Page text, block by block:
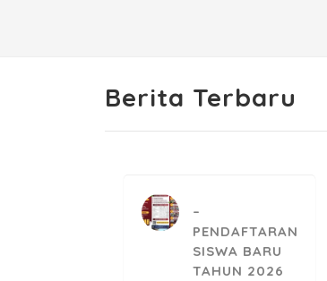
Berita Terbaru
PENDAFTARAN
SISWA BARU
TAHUN 2026